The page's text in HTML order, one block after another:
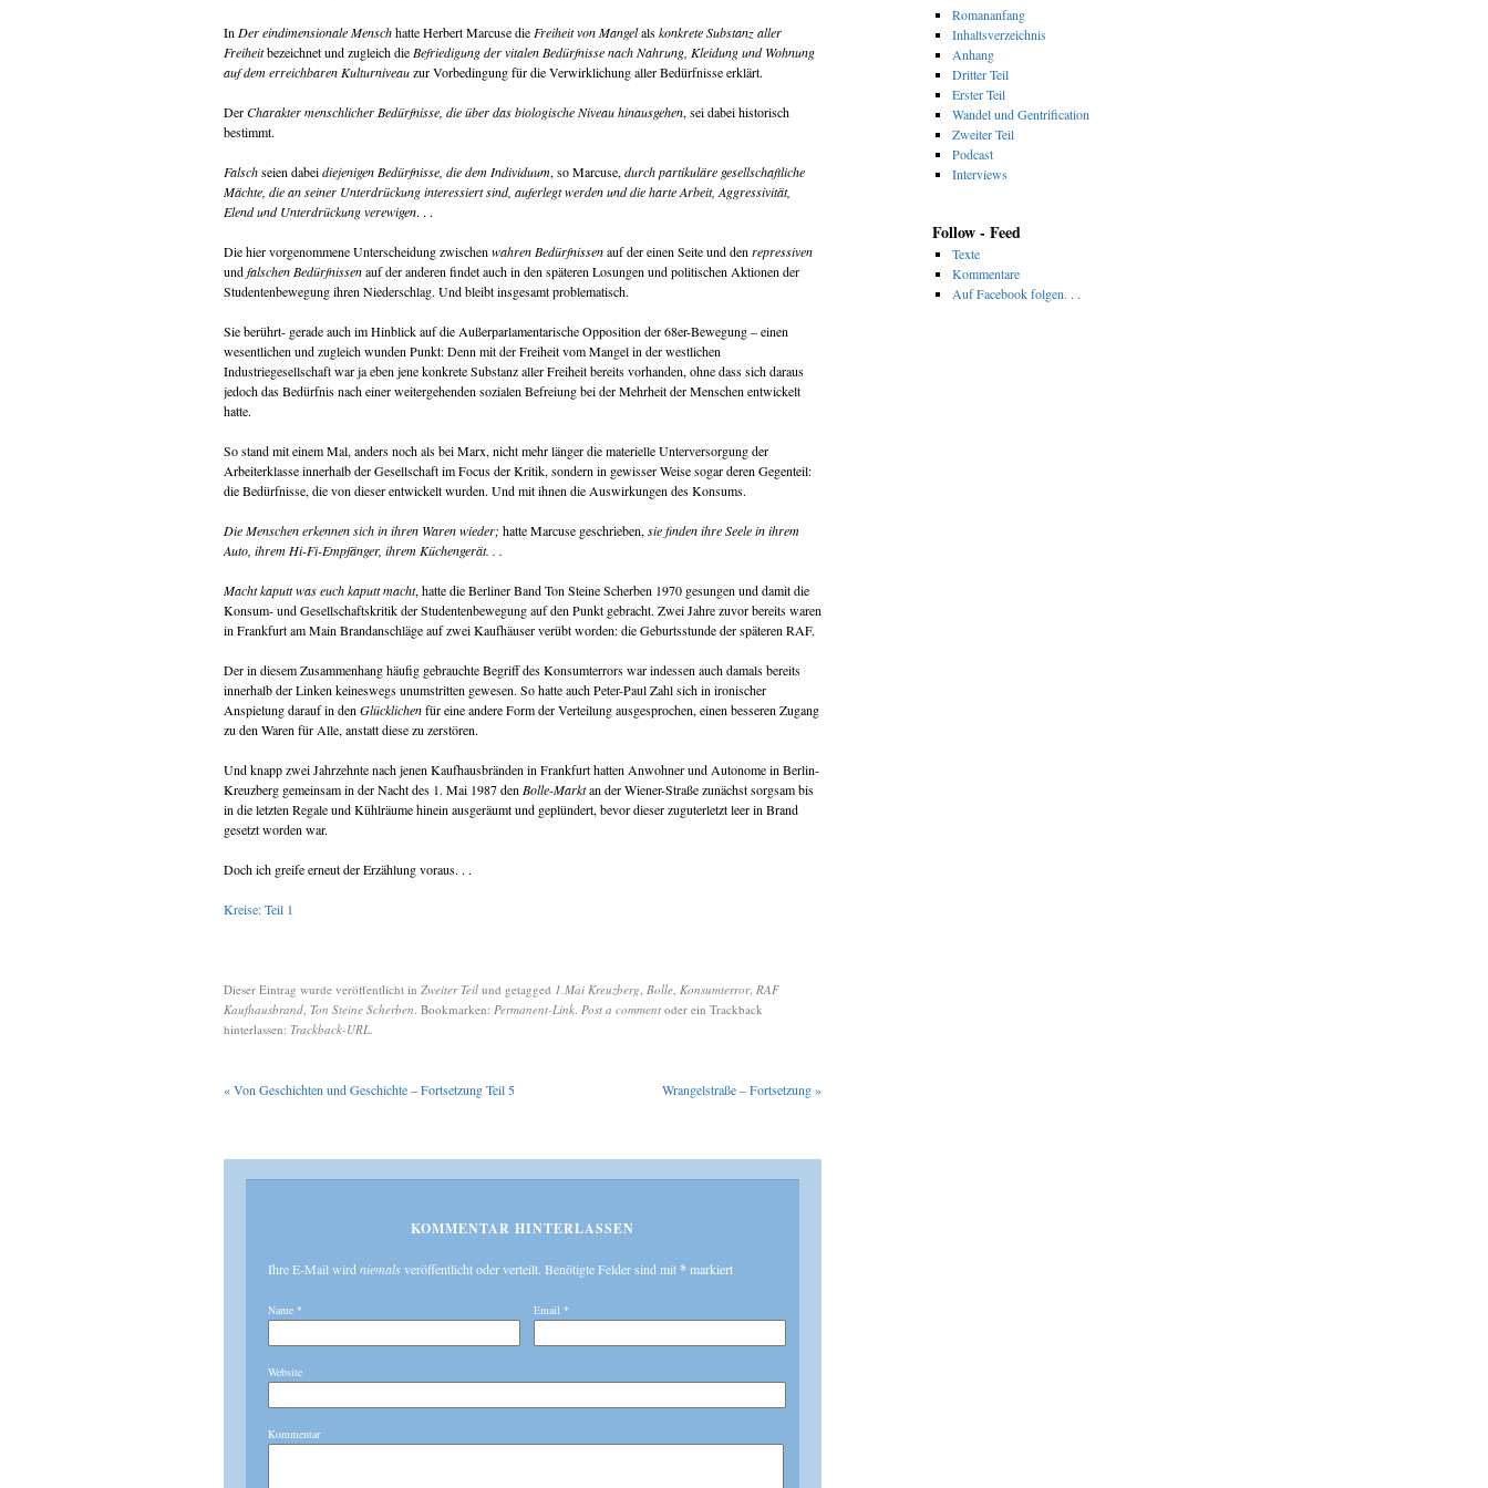
In Der eindimensionale Menschhatte Herbert Marcuse die Freiheit von Mangelalskonkrete Substanz aller
Freiheitbezeichnet und zugleich die Befriedigung der vitalen Bedürfnisse nach Nahrung, Kleidung und Wohnung
auf dem erreichbaren Kulturniveauzur Vorbedingung für die Verwirklichung aller Bedürfnisse erklärt.
DerCharakter menschlicher Bedürfnisse, die über das biologische Niveau hinausgehen, sei dabei historisch
bestimmt.
Falschseien dabeidiejenigen Bedürfnisse, die dem Individuum, so Marcuse, durch partikuläre gesellschaftliche
Mächte, die an seiner Unterdrückung interessiert sind, auferlegt werden und die harte Arbeit, Aggressivität,
Elend und Unterdrückung verewigen. . .
Die hier vorgenommene Unterscheidung zwischen wahren Bedürfnissenauf der einen Seite und den repressiven
undfalschen Bedürfnissenauf der anderen findet auch in den späteren Losungen und politischen Aktionen der
Studentenbewegung ihren Niederschlag. Und bleibt insgesamt problematisch.
Sie berührt- gerade auch im Hinblick auf die Außerparlamentarische Opposition der 68er-Bewegung – einen
wesentlichen und zugleich wunden Punkt: Denn mit der Freiheit vom Mangel in der westlichen
Industriegesellschaft war ja eben jene konkrete Substanz aller Freiheit bereits vorhanden, ohne dass sich daraus
jedoch das Bedürfnis nach einer weitergehenden sozialen Befreiung bei der Mehrheit der Menschen entwickelt
hatte.
So stand mit einem Mal, anders noch als bei Marx, nicht mehr länger die materielle Unterversorgung der
Arbeiterklasse innerhalb der Gesellschaft im Focus der Kritik, sondern in gewisser Weise sogar deren Gegenteil:
die Bedürfnisse, die von dieser entwickelt wurden. Und mit ihnen die Auswirkungen des Konsums.
Die Menschen erkennen sich in ihren Waren wieder; hatte Marcuse geschrieben, sie finden ihre Seele in ihrem
Auto, ihrem Hi-Fi-Empfänger, ihrem Küchengerät. . .
Macht kaputt was euch kaputt macht, hatte die Berliner Band Ton Steine Scherben 1970 gesungen und damit die
Konsum- und Gesellschaftskritik der Studentenbewegung auf den Punkt gebracht. Zwei Jahre zuvor bereits waren
in Frankfurt am Main Brandanschläge auf zwei Kaufhäuser verübt worden: die Geburtsstunde der späteren RAF.
Der in diesem Zusammenhang häufig gebrauchte Begriff des Konsumterrors war indessen auch damals bereits
innerhalb der Linken keineswegs unumstritten gewesen. So hatte auch Peter-Paul Zahl sich in ironischer
Anspielung darauf in den Glücklichenfür eine andere Form der Verteilung ausgesprochen, einen besseren Zugang
zu den Waren für Alle, anstatt diese zu zerstören.
Und knapp zwei Jahrzehnte nach jenen Kaufhausbränden in Frankfurt hatten Anwohner und Autonome in Berlin-
Kreuzberg gemeinsam in der Nacht des 1. Mai 1987 den Bolle-Marktan der Wiener-Straße zunächst sorgsam bis
in die letzten Regale und Kühlräume hinein ausgeräumt und geplündert, bevor dieser zuguterletzt leer in Brand
gesetzt worden war.
Doch ich greife erneut der Erzählung voraus. . .
Kreise: Teil 1
Dieser Eintrag wurde veröffentlicht in Zweiter Teil und getagged 1.Mai Kreuzberg, Bolle, Konsumterror, RAF
Kaufhausbrand, Ton Steine Scherben. Bookmarken: Permanent-Link. Post a comment oder ein Trackback
hinterlassen: Trackback-URL.
«Von Geschichten und Geschichte – Fortsetzung Teil 5 Wrangelstraße – Fortsetzung»
KOMMENTAR HINTERLASSEN
Ihre E-Mail wird niemalsveröffentlicht oder verteilt. Benötigte Felder sind mit*markiert
Name * Email *
Website
Kommentar
Romananfang
Inhaltsverzeichnis
Anhang
Dritter Teil
Erster Teil
Wandel und Gentrification
Zweiter Teil
Podcast
Interviews
Follow - Feed
Texte
Kommentare
Auf Facebook folgen. . .